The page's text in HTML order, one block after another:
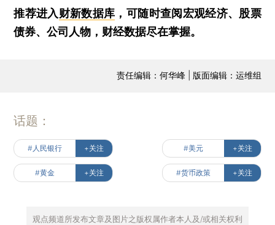
推荐进入财新数据库 ，可随时查阅宏观经济、股票
债券、公司人物，财经数据尽在掌握。
责任编辑：何华峰 | 版面编辑：运维组
话题：
#人民银行 +关注 #美元 +关注
#黄金 +关注 #货币政策 +关注
观点频道所发布文章及图片之版权属作者本人及/或相关权利